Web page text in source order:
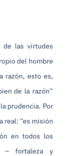
de las virtudes
del hombre
razón, esto es,
de la razón”
prudencia. Por
real: “es misión
en todos los
– fortaleza y